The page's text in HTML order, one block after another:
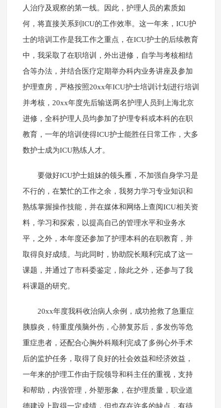
人治疗及观察的第一线。因此，护理人员的素质如
何，将直接关系到ICU的工作效率。这一年来，ICU护
士的培训工作是我工作之重点，在ICU护士的后续教育
中，我采取了在职培训，外出进修，自学与考核相结
合等办法，并结合医疗定期举办科内业务讲座及参加
护理查房，严格按照20xx年ICU护士培训计划进行培训
并考核，20xx年度先后输送两名护理人员到上海北京
进修，全科护理人员均参加了护理专科或本科的在职
教育，一年的培训使得ICU护士能胜任日常工作，大多
数护士成为ICU熟练人才。
要做好ICU护士姐妹的领头雁，不加强自身学习是
不行的，在繁忙的工作之余，我努力学习专业知识和
熟练掌握操作技能，并在媒体和网络上查阅ICU相关资
料，学习和探索，以提高自己的管理水平和业务水
平，之外，本年度还参加了护理本科的在职教育，并
取得良好成绩。与此同时，协助院长顺利完成了这一
课题，并通过了市科委鉴定，除此之外，还参与了我
科课题的研究。
20xx年度我科收治病人余例，成功抢救了急重症
胰腺炎，特重度颅脑外伤，心肺复苏后，多发伤等危
重症患者，还配合心胸外科顺利完成了多例心外手术
后的监护任务，取得了良好的社会效益和经济效益，
一年来的护理工作由于院领导和科主任的重视，支持
和帮助，内强管理，外塑形象，在护理质量，职业道
德建设上取得一定成绩，但也存在许多的缺点，有待